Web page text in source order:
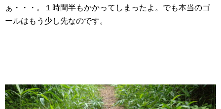
ぁ・・・。１時間半もかかってしまったよ。でも本当のゴ
ールはもう少し先なのです。